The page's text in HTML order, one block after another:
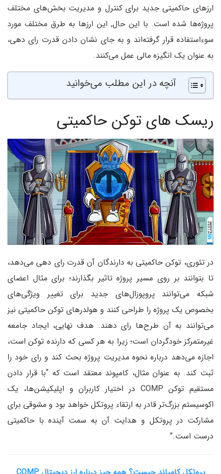
ارزهای حاکمیتی جدید برای کنترل و مدیریت بخش‌های مختلف
پروژه‌ها شده است. با این حال, این ارزها به طرق مختلف مورد
سوءاستفاده قرار گرفته‌اند و به جای نشان دادن قدرت رای دهی،
به عنوان یک انگیزه مالی عمل می‌کنند.
آنچه در این مطلب می‌خوانید
ریسک های توکن حاکمیتی
در تئوری، توکن حاکمیتی به دارندگان آن قدرت رای دهی می‌دهد،
تا بتوانند بر روی مسیر پروژه تاثیر بگذارند؛ برای مثال اعضای
شبکه می‌توانند پروپوزال‌های جدید برای تغییر ویژگی‌های
بخصوص یک پروژه را طراحی کنند و هولدرهای توکن حاکمیتی نیز
می‌توانند به آن طرح‌ها رای دهند. هدف نهایی، ایجاد جامعه
غیرمتمرکز خودگردان است؛ زیرا به هر کسی که دارنده توکن است،
اجازه می‌دهد درباره نحوه مدیریت پروژه بحث کند و رای خود را
ثبت کند. به عنوان مثال، کامپوند معتقد است که “با قرار دادن
مستقیم توکن COMP در اختیار کاربران و اپلیکیشن‌ها، یک
اکوسیستم بزرگ‌تر قادر به ارتقاء پروتکل خواهد بود و مشوقی برای
مشارکت در پروتکل و هدایت آن به سمت آینده با حاکمیتی
درست است.”